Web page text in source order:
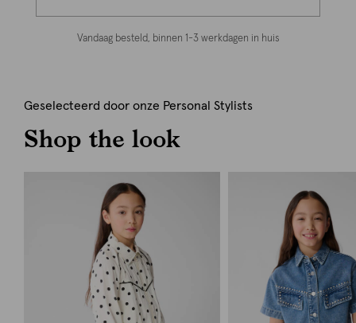
Vandaag besteld, binnen 1-3 werkdagen in huis
Geselecteerd door onze Personal Stylists
Shop the look